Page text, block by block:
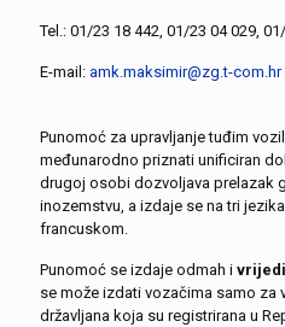
Tel.: 01/23 18 442 01/23 04 029
E-mail: amk.maksimir@zg.t-com.hr
Punomoć za upravljanje tuđim
međunarodno priznati unificiran
drugoj osobi dozvoljava prelazak
inozemstvu, a izdaje se na tri
francuskom.
Punomoć se izdaje odmah i
se može izdati vozačima samo za
državljana koja su registrirana u